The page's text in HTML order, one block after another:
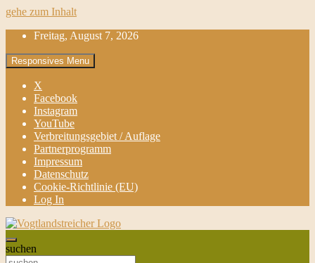
gehe zum Inhalt
Freitag, August 7, 2026
Responsives Menu
X
Facebook
Instagram
YouTube
Verbreitungsgebiet / Auflage
Partnerprogramm
Impressum
Datenschutz
Cookie-Richtlinie (EU)
Log In
Vogtlandstreicher
aktuell & mittendrin
suchen